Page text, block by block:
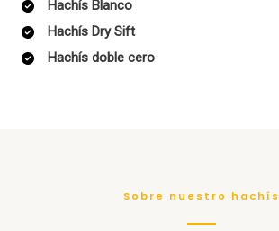
Hachís Blanco
Hachís Dry Sift
Hachís doble cero
Sobre nuestro hachís